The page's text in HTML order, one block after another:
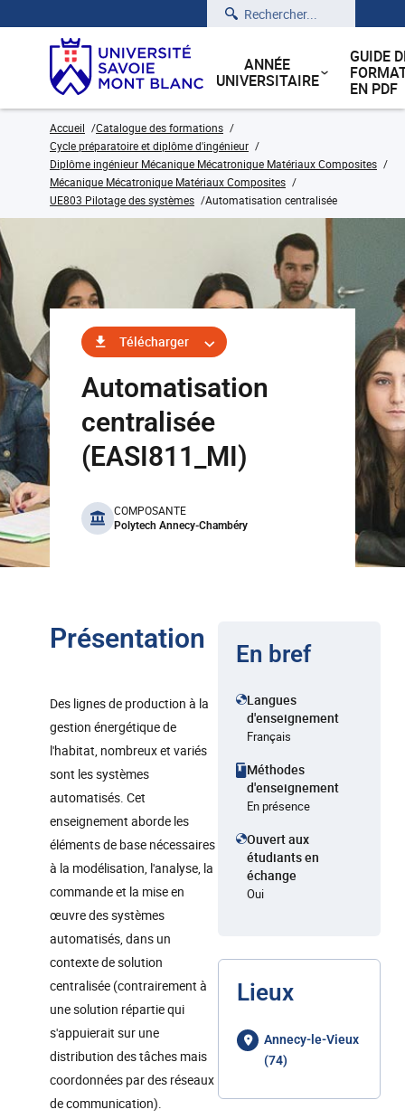
Rechercher
ANNÉE
UNIVERSITAIRE
GUIDE
EN PDF
Accueil
Catalogue des formations
Cycle préparatoire et diplôme d'ingénieur
Diplôme ingénieur Mécanique Mécatronique Matériaux Composites
Mécanique Mécatronique Matériaux Composites
UE803 Pilotage des systèmes
Automatisation centralisée
Télécharger
Automatisation
centralisée
(EASI811_MI)
benefits
COMPOSANTE
Polytech Annecy-Chambéry
Présentation
Des lignes de production à la
gestion énergétique de
l'habitat, nombreux et variés
sont les systèmes
automatisés. Cet
enseignement aborde les
éléments de base nécessaires
à la modélisation, l'analyse, la
commande et la mise en
œuvre des systèmes
automatisés, dans un
contexte de solution
centralisée (contrairement à
une solution répartie qui
s'appuierait sur une
distribution des tâches mais
coordonnées par des réseaux
de communication).
En bref
Langues
d'enseignement
Français
Méthodes
d'enseignement
En présence
Ouvert aux
étudiants en
échange
Oui
Lieux
Annecy-le-Vieux
(74)